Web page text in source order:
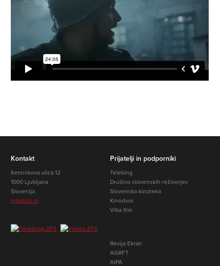
Kontakt
Kersnikova ulica 12
1000 Ljubljana
Slovenija
info@zfs.si
Prijatelji in podporniki
Teleking
Društvo slovenskih režiserjev
Slovenska kinoteka
Kinodvor
Viba film
Revija Ekran
AGRFT
AIPA